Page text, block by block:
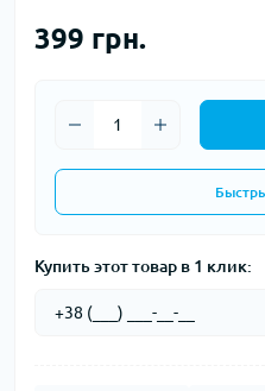
399 грн.
Купить этот товар в 1 клик: